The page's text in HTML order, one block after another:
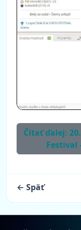
Čítať ďalej:
Festival
← Späť